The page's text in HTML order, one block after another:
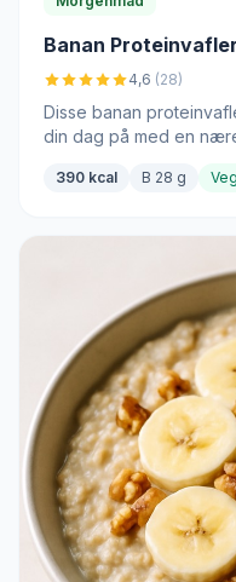
Banan Proteinvafler
4,6 (28)
Disse banan
din dag på med en
390 kcal B 28 g